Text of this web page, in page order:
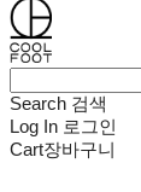
Search 검색
Log In 로그인
Cart장바구니